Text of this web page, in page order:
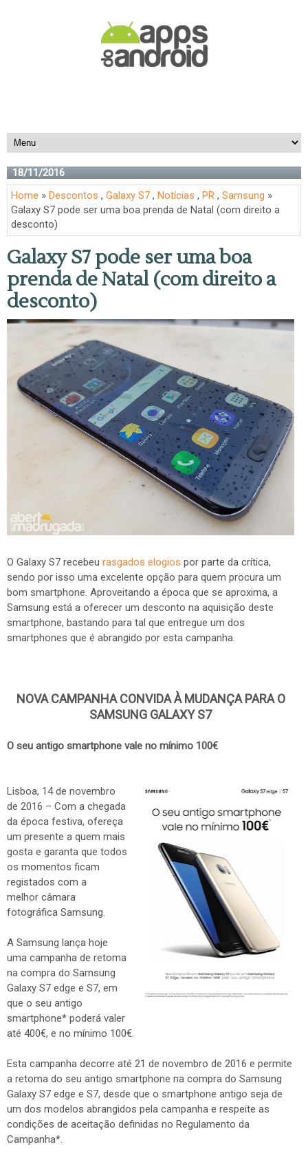
18/11/2016
Home » Descontos , Galaxy S7 , Notícias , PR , Samsung »
Galaxy S7 pode ser uma boa prenda de Natal (com direito a
desconto)
Galaxy S7 pode ser uma boa
prenda de Natal (com direito a
desconto)
O Galaxy S7 recebeu rasgados elogios por parte da crítica,
sendo por isso uma excelente opção para quem procura um
bom smartphone. Aproveitando a época que se aproxima, a
Samsung está a oferecer um desconto na aquisição deste
smartphone, bastando para tal que entregue um dos
smartphones que é abrangido por esta campanha.
NOVA CAMPANHA CONVIDA À MUDANÇA PARA O
SAMSUNG GALAXY S7
O seu antigo smartphone vale no mínimo 100€
Lisboa, 14 de novembro
de 2016 – Com a chegada
da época festiva, ofereça
um presente a quem mais
gosta e garanta que todos
os momentos ficam
registados com a
melhor câmara
fotográfica Samsung.
A Samsung lança hoje
uma campanha de retoma
na compra do Samsung
Galaxy S7 edge e S7, em
que o seu antigo
smartphone* poderá valer
até 400€, e no mínimo 100€.
Esta campanha decorre até 21 de novembro de 2016 e permite
a retoma do seu antigo smartphone na compra do Samsung
Galaxy S7 edge e S7, desde que o smartphone antigo seja de
um dos modelos abrangidos pela campanha e respeite as
condições de aceitação definidas no Regulamento da
Campanha*.